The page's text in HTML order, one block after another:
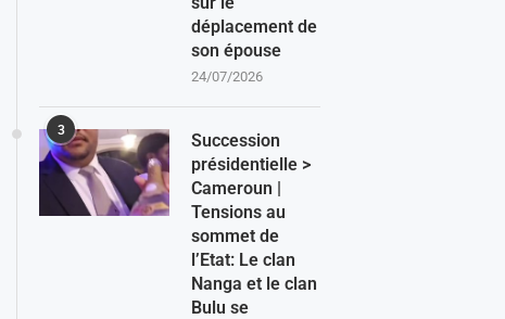
déplacement de
son épouse
24/07/2026
3
Succession
présidentielle >
Cameroun |
Tensions au
sommet de
l’Etat: Le clan
Nanga et le clan
Bulu se